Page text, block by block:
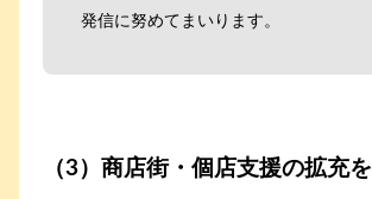
発信に努めてまいります。
（3）商店街・個店支援の拡充を